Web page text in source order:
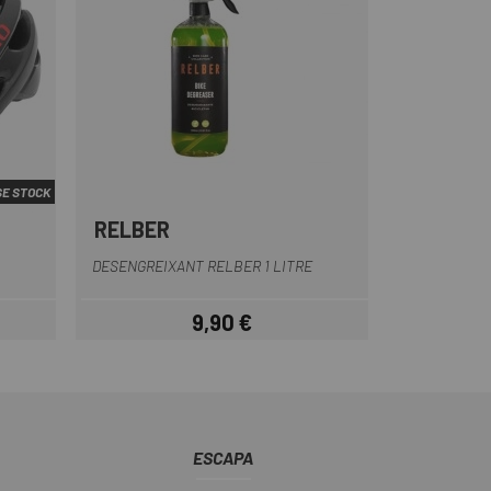
STOCK
RELBER
DESENGREIXANT RELBER 1 LITRE
Preu
9,90 €
ESCAPA